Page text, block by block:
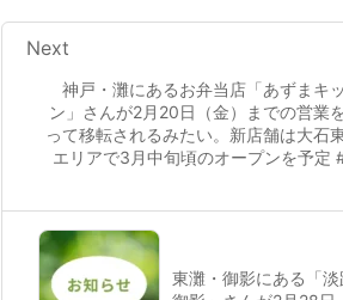
神戸・灘にあるお弁当店「あずまキ
ン」さんが2月20日（金）までの営業
って移転されるみたい。新店舗は大石
エリアで3月中旬頃のオープンを予定
Next
東灘・御影にある「淡